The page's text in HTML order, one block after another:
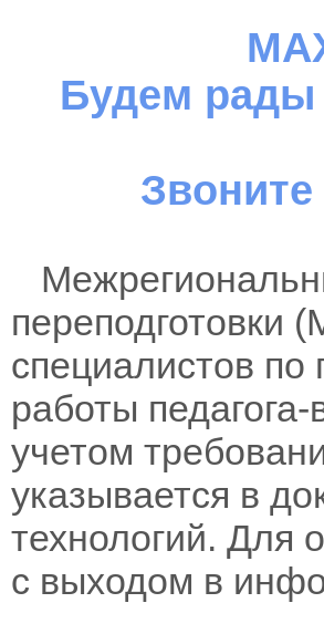
Будем рады
переподготовки
специалистов
работы
учетом
указывается в
технологий. Для
с выходом в